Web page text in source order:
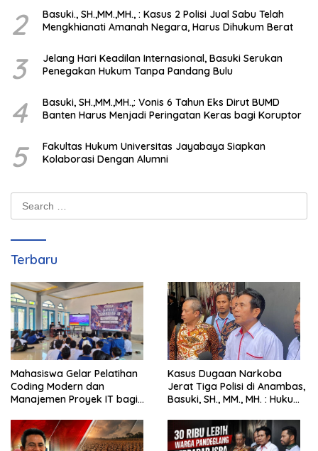
2
Basuki., SH.,MM.,MH., : Kasus 2 Polisi Jual Sabu Telah
Mengkhianati Amanah Negara, Harus Dihukum Berat
3
Jelang Hari Keadilan Internasional, Basuki Serukan
Penegakan Hukum Tanpa Pandang Bulu
4
Basuki, SH.,MM.,MH.,: Vonis 6 Tahun Eks Dirut BUMD
Banten Harus Menjadi Peringatan Keras bagi Koruptor
5
Fakultas Hukum Universitas Jayabaya Siapkan
Kolaborasi Dengan Alumni
Terbaru
Mahasiswa Gelar Pelatihan
Coding Modern dan
Manajemen Proyek IT bagi
Kasus Dugaan Narkoba
Jerat Tiga Polisi di Anambas,
Basuki, SH., MM., MH. : Hukum